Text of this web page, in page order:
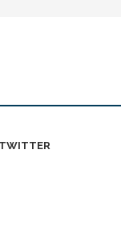
TWITTER